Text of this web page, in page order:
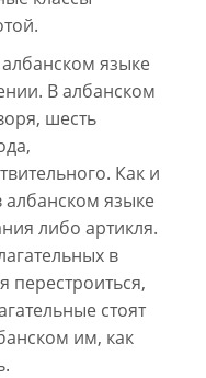
языке
В албанском
шесть
Как и
языке
либо артикля.
в
перестроиться,
стоят
им, как